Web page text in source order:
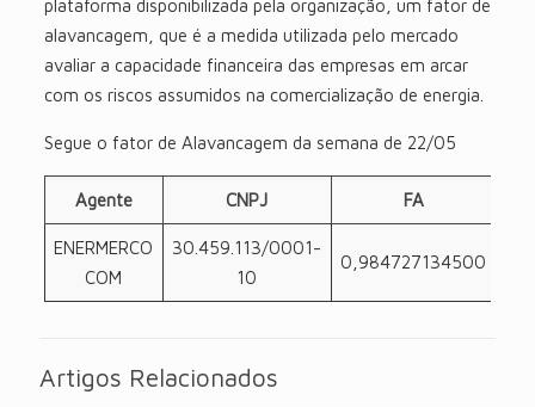
plataforma disponibilizada pela organização, um fator de
alavancagem, que é a medida utilizada pelo mercado
avaliar a capacidade financeira das empresas em arcar
com os riscos assumidos na comercialização de energia.
Segue o fator de Alavancagem da semana de 22/05
Agente CNPJ FA
ENERMERCO
COM
30.459.113/0001-
10
0,984727134500
Artigos Relacionados